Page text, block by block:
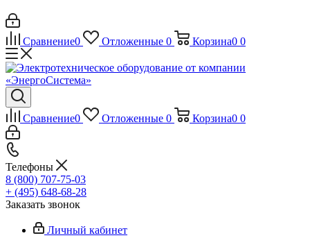
Сравнение0 Отложенные 0 Корзина0 0
Сравнение0 Отложенные 0 Корзина0 0
Телефоны
8 (800) 707-75-03
+ (495) 648-68-28
Заказать звонок
Личный кабинет